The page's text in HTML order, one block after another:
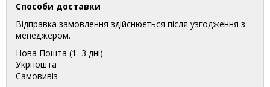
Способи доставки
Відправка замовлення здійснюється після узгодження з
менеджером.
Нова Пошта (1–3 дні)
Укрпошта
Самовивіз